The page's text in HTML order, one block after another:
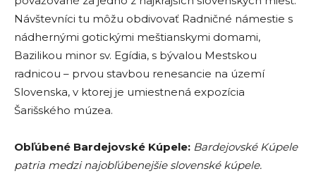
Návštevníci tu môžu obdivovať Radničné námestie s
nádhernými gotickými meštianskymi domami,
Bazilikou minor sv. Egídia, s bývalou Mestskou
radnicou – prvou stavbou renesancie na území
Slovenska, v ktorej je umiestnená expozícia
Šarišského múzea.
Obľúbené Bardejovské Kúpele: Bardejovské Kúpele
patria medzi najobľúbenejšie slovenské kúpele.